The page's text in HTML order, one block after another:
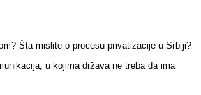
Šta mislite o procesu privatizacije u Srbiji?
u kojima država ne treba da ima